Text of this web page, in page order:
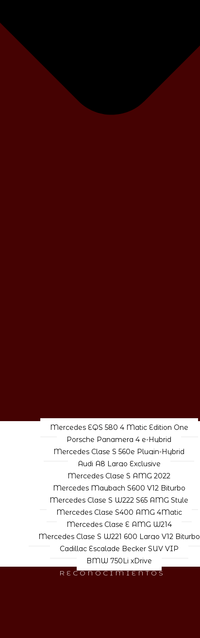
Mercedes EQS 580 4 Matic Edition One
Porsche Panamera 4 e-Hybrid
Mercedes Clase S 560e Plugin-Hybrid
Audi A8 Largo Exclusive
Mercedes Clase S AMG 2022
Mercedes Maybach S600 V12 Biturbo
Mercedes Clase S W222 S65 AMG Style
Mercedes Clase S400 AMG 4Matic
Mercedes Clase E AMG W214
Mercedes Clase S W221 600 Largo V12 Biturbo
Cadillac Escalade Becker SUV VIP
BMW 750Li xDrive
RECONOCIMIENTOS